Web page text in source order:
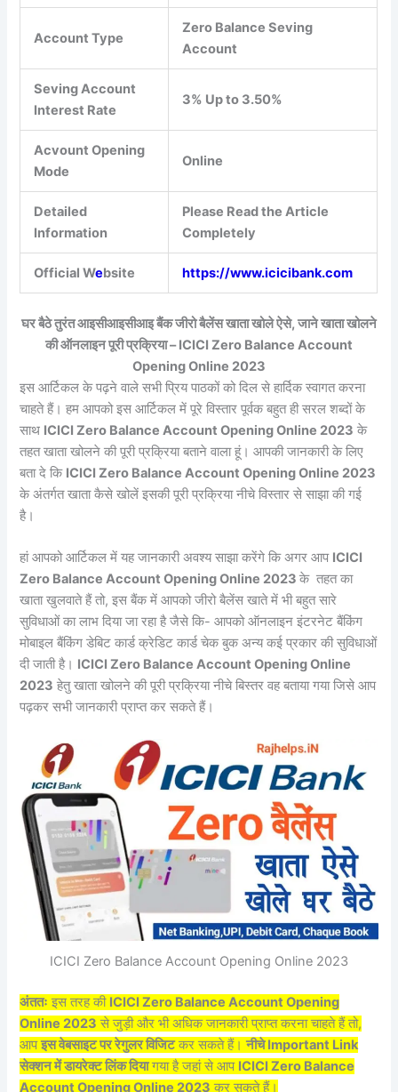
Account Type
Zero Balance Seving
Account
Seving Account
Interest Rate
3% Up to 3.50%
Acvount Opening
Mode
Online
Detailed
Information
Please Read the Article
Completely
Official Website https://www.icicibank.com
घर बैठे तुरंत आइसीआइसीआइ बैंक जीरो बैलेंस खाता खोले ऐसे, जाने खाता खोलने
की ऑनलाइन पूरी प्रक्रिया – ICICI Zero Balance Account
Opening Online 2023
इस आर्टिकल के पढ़ने वाले सभी प्रिय पाठकों को दिल से हार्दिक स्वागत करना
चाहते हैं। हम आपको इस आर्टिकल में पूरे विस्तार पूर्वक बहुत ही सरल शब्दों के
साथ ICICI Zero Balance Account Opening Online 2023 के
तहत खाता खोलने की पूरी प्रक्रिया बताने वाला हूं। आपकी जानकारी के लिए
बता दे कि ICICI Zero Balance Account Opening Online 2023
के अंतर्गत खाता कैसे खोलें इसकी पूरी प्रक्रिया नीचे विस्तार से साझा की गई
है।
हां आपको आर्टिकल में यह जानकारी अवश्य साझा करेंगे कि अगर आप ICICI
Zero Balance Account Opening Online 2023के तहत का
खाता खुलवाते हैं तो, इस बैंक में आपको जीरो बैलेंस खाते में भी बहुत सारे
सुविधाओं का लाभ दिया जा रहा है जैसे कि- आपको ऑनलाइन इंटरनेट बैंकिंग
मोबाइल बैंकिंग डेबिट कार्ड क्रेडिट कार्ड चेक बुक अन्य कई प्रकार की सुविधाओं
दी जाती है। ICICI Zero Balance Account Opening Online
2023 हेतु खाता खोलने की पूरी प्रक्रिया नीचे बिस्तर वह बताया गया जिसे आप
पढ़कर सभी जानकारी प्राप्त कर सकते हैं।
ICICI Zero Balance Account Opening Online 2023
अंततः इस तरह की ICICI Zero Balance Account Opening
Online 2023 से जुड़ी और भी अधिक जानकारी प्राप्त करना चाहते हैं तो,
आपइस वेबसाइट पर रेगुलर विजिटकर सकते हैं।नीचे Important Link
सेक्शन में डायरेक्ट लिंक दियागया है जहां से आप ICICI Zero Balance
Account Opening Online 2023 कर सकते हैं।